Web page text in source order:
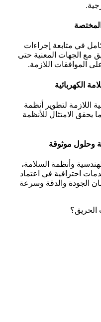
في متابعة إجراءات
مع الجهات المعنية حتى
الموافقات اللازمة.
الكهربائية
اللازمة لتطوير أنظمة
يحقق الامتثال للأنظمة
موثوقة
وأنظمة السلامة،
احترافية في اعتماد
الجودة والدقة وسرعة